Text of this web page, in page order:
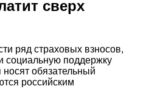
сверх
ряд страховых взносов,
социальную поддержку
обязательный
российским